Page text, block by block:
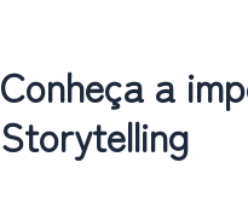
Conheça a
Storytelling